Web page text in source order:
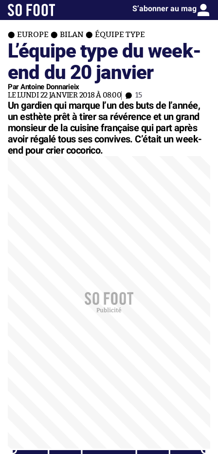
S’abonner au mag
EUROPE BILAN ÉQUIPE TYPE
L’équipe type du week-
end du 20 janvier
Par Antoine Donnarieix
LE LUNDI 22 JANVIER 2018 À 08:00 15
Un gardien qui marque l’un des buts de l’année,
un esthète prêt à tirer sa révérence et un grand
monsieur de la cuisine française qui part après
avoir régalé tous ses convives. C’était un week-
end pour crier cocorico.